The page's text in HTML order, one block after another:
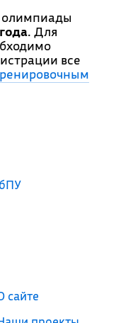
олимпиады
. Для
все
сайте